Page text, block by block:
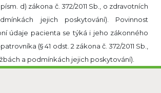
písm. d) zákona č. 372/2011 Sb., o zdravotních
jejich poskytování). Povinnost
údaje pacienta se týká i jeho zákonného
(§ 41 odst. 2 zákona č. 372/2011 Sb.,
a podmínkách jejich poskytování).